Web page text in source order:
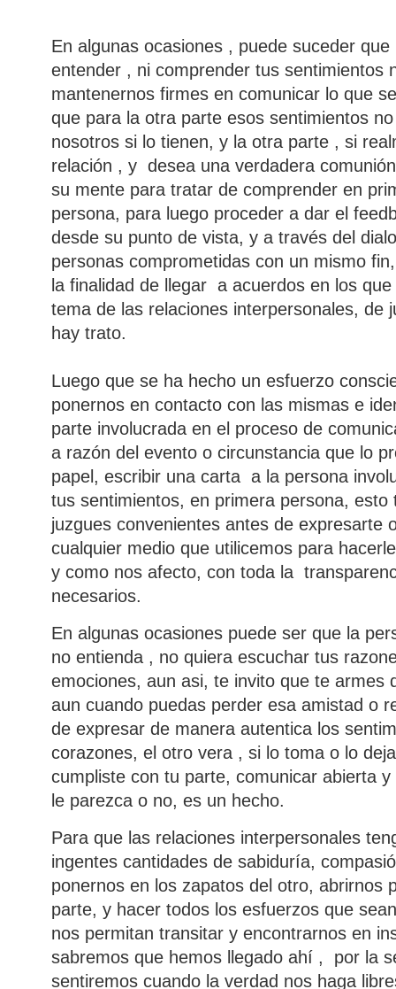
En algunas ocasiones , puede suceder
entender , ni comprender tus sentimientos
mantenernos firmes en comunicar lo que
que para la otra parte esos sentimientos
nosotros si lo tienen, y la otra parte , si
relación , y desea una verdadera
su mente para tratar de comprender en
persona, para luego proceder a dar el
desde su punto de vista, y a través del
personas comprometidas con un mismo
la finalidad de llegar a acuerdos en los
tema de las relaciones interpersonales,
hay trato.
Luego que se ha hecho un esfuerzo
ponernos en contacto con las mismas e
parte involucrada en el proceso de
a razón del evento o circunstancia que lo
papel, escribir una carta a la persona
tus sentimientos, en primera persona,
juzgues convenientes antes de expresarte
cualquier medio que utilicemos para
y como nos afecto, con toda la
necesarios.
En algunas ocasiones puede ser que la
no entienda , no quiera escuchar tus
emociones, aun asi, te invito que te armes
aun cuando puedas perder esa amistad o
de expresar de manera autentica los
corazones, el otro vera , si lo toma o lo
cumpliste con tu parte, comunicar abierta
le parezca o no, es un hecho.
Para que las relaciones interpersonales
ingentes cantidades de sabiduría,
ponernos en los zapatos del otro, abrirnos
parte, y hacer todos los esfuerzos que
nos permitan transitar y encontrarnos en
sabremos que hemos llegado ahí , por la
sentiremos cuando la verdad nos haga